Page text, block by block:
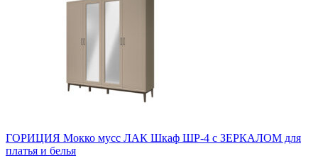
ГОРИЦИЯ Мокко мусс ЛАК Шкаф ШР-4 с ЗЕРКАЛОМ для
платья и белья